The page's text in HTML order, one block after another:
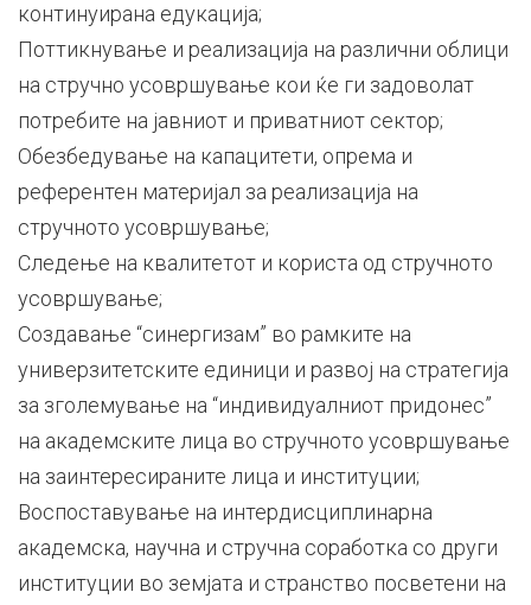
континуирана едукација;
Поттикнување и реализација на различни облици
на стручно усовршување кои ќе ги задоволат
потребите на јавниот и приватниот сектор;
Oбезбедување на капацитети, опрема и
референтен материјал за реализација на
стручното усовршување;
Следење на квалитетот и користа од стручното
усовршување;
Создавање “синергизам” во рамките на
универзитетските единици и развој на стратегиjа
за зголемување на “индивидуалниот придонес”
на академските лица во стручното усовршување
на заинтересираните лица и институции;
Воспоставување на интердисциплинарна
академска, научна и стручна соработка со други
институции во земјата и странство посветени на